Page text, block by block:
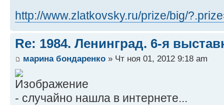
http://www.zlatkovsky.ru/prize/big/
Re: 1984. Ленинград. 6-я
марина бондаренко » Чт ноя 01, 2012 9:18 am
- случайно нашла в интернете...